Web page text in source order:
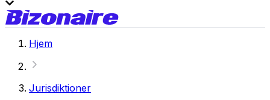
Hjem
Jurisdiktioner